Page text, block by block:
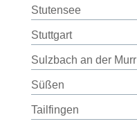
Stutensee
Stuttgart
Sulzbach an der Murr
Süßen
Tailfingen